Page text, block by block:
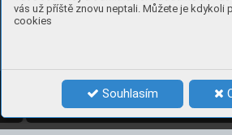
vás už příště znovu neptali. Můžete je kdykoli
cookies
Souhlasím
2/2023 5